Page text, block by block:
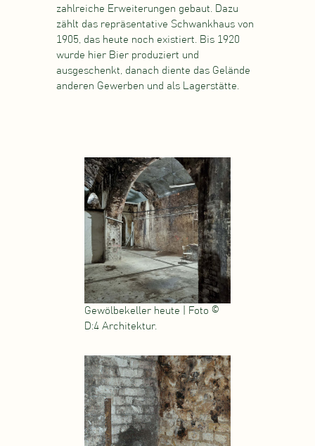
zahlreiche Erweiterungen gebaut. Dazu
zählt das repräsentative Schwankhaus von
1905, das heute noch existiert. Bis 1920
wurde hier Bier produziert und
ausgeschenkt, danach diente das Gelände
anderen Gewerben und als Lagerstätte.
Gewölbekeller heute | Foto ©
D:4 Architektur.